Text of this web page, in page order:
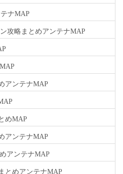
ナMAP
攻略まとめアンテナMAP
アンテナMAP
めMAP
アンテナMAP
アンテナMAP
とめアンテナMAP